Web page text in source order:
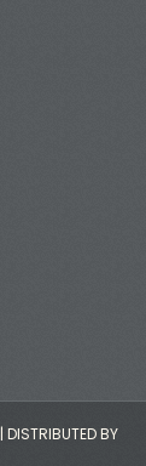
| DISTRIBUTED BY